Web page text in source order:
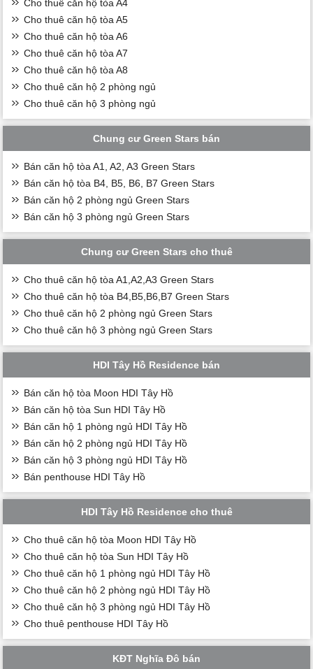
Cho thuê căn hộ tòa A4
Cho thuê căn hộ tòa A5
Cho thuê căn hộ tòa A6
Cho thuê căn hộ tòa A7
Cho thuê căn hộ tòa A8
Cho thuê căn hộ 2 phòng ngủ
Cho thuê căn hộ 3 phòng ngủ
Chung cư Green Stars bán
Bán căn hộ tòa A1, A2, A3 Green Stars
Bán căn hộ tòa B4, B5, B6, B7 Green Stars
Bán căn hộ 2 phòng ngủ Green Stars
Bán căn hộ 3 phòng ngủ Green Stars
Chung cư Green Stars cho thuê
Cho thuê căn hộ tòa A1,A2,A3 Green Stars
Cho thuê căn hộ tòa B4,B5,B6,B7 Green Stars
Cho thuê căn hộ 2 phòng ngủ Green Stars
Cho thuê căn hộ 3 phòng ngủ Green Stars
HDI Tây Hồ Residence bán
Bán căn hộ tòa Moon HDI Tây Hồ
Bán căn hộ tòa Sun HDI Tây Hồ
Bán căn hộ 1 phòng ngủ HDI Tây Hồ
Bán căn hộ 2 phòng ngủ HDI Tây Hồ
Bán căn hộ 3 phòng ngủ HDI Tây Hồ
Bán penthouse HDI Tây Hồ
HDI Tây Hồ Residence cho thuê
Cho thuê căn hộ tòa Moon HDI Tây Hồ
Cho thuê căn hộ tòa Sun HDI Tây Hồ
Cho thuê căn hộ 1 phòng ngủ HDI Tây Hồ
Cho thuê căn hộ 2 phòng ngủ HDI Tây Hồ
Cho thuê căn hộ 3 phòng ngủ HDI Tây Hồ
Cho thuê penthouse HDI Tây Hồ
KĐT Nghĩa Đô bán